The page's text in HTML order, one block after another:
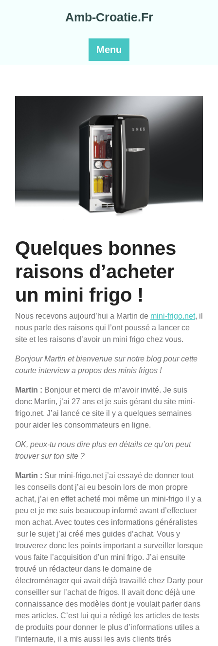
Amb-Croatie.Fr
Menu
Quelques bonnes
raisons d’acheter
un mini frigo !
Nous recevons aujourd’hui a Martin de mini-frigo.net, il
nous parle des raisons qui l’ont poussé a lancer ce
site et les raisons d’avoir un mini frigo chez vous.
Bonjour Martin et bienvenue sur notre blog pour cette
courte interview a propos des minis frigos !
Martin : Bonjour et merci de m’avoir invité. Je suis
donc Martin, j’ai 27 ans et je suis gérant du site mini-
frigo.net. J’ai lancé ce site il y a quelques semaines
pour aider les consommateurs en ligne.
OK, peux-tu nous dire plus en détails ce qu’on peut
trouver sur ton site ?
Martin : Sur mini-frigo.net j’ai essayé de donner tout
les conseils dont j’ai eu besoin lors de mon propre
achat, j’ai en effet acheté moi même un mini-frigo il y a
peu et je me suis beaucoup informé avant d’effectuer
mon achat. Avec toutes ces informations généralistes
sur le sujet j’ai créé mes guides d’achat. Vous y
trouverez donc les points important a surveiller lorsque
vous faite l’acquisition d’un mini frigo. J’ai ensuite
trouvé un rédacteur dans le domaine de
électroménager qui avait déjà travaillé chez Darty pour
conseiller sur l’achat de frigos. Il avait donc déjà une
connaissance des modèles dont je voulait parler dans
mes articles. C’est lui qui a rédigé les articles de tests
de produits pour donner le plus d’informations utiles a
l’internaute, il a mis aussi les avis clients tirés